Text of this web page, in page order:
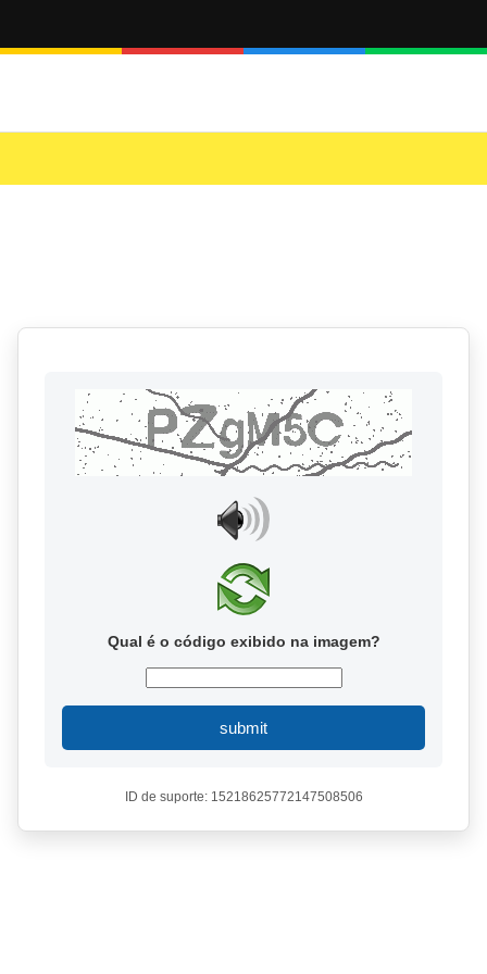
Qual é o código exibido na imagem?
submit
ID de suporte: 15218625772147508506